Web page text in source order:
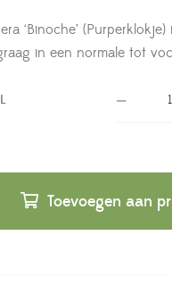
‘Binoche’
in een normale tot
Toevoegen aan